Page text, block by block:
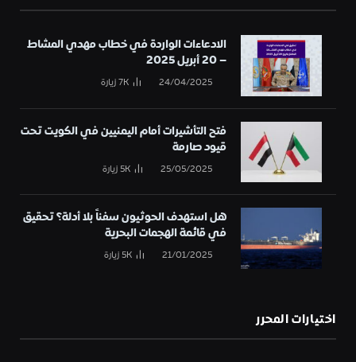
الادعاءات الواردة في خطاب مهدي المشاط
– 20 أبريل 2025
24/04/2025
7Kزيارة
فتح التأشيرات أمام اليمنيين في الكويت تحت
قيود صارمة
25/05/2025
5Kزيارة
هل استهدف الحوثيون سفناً بلا أدلة؟ تحقيق
في قائمة الهجمات البحرية
21/01/2025
5Kزيارة
اختيارات المحرر